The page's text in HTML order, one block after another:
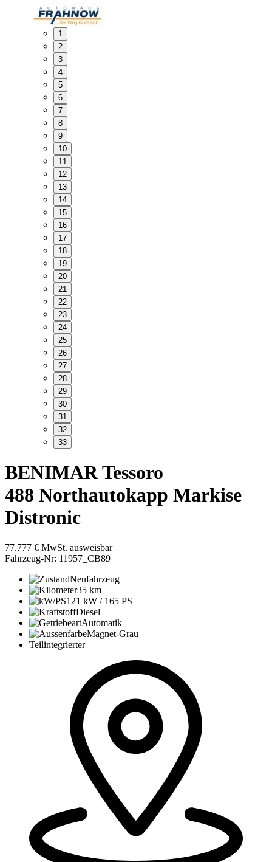
1
2
3
4
5
6
7
8
9
10
11
12
13
14
15
16
17
18
19
20
21
22
24
26
28
30
31
33
BENIMAR Tessoro
488 Northautokapp Markise
MwSt. ausweisbar
Fahrzeug-Nr: 11957_CB89
Neufahrzeug
35 km
121 kW / 165 PS
Diesel
Automatik
Magnet-Grau